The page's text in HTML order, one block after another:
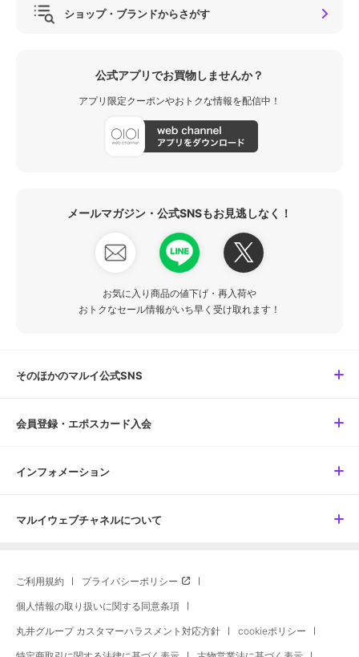
ショップ・ブランドからさがす
公式アプリでお買物しませんか？
アプリ限定クーポンやおトクな情報を配信中！
メールマガジン・公式SNSもお見逃しなく！
お気に入り商品の値下げ・再入荷や
おトクなセール情報がいち早く受け取れます！
そのほかのマルイ公式SNS
会員登録・エポスカード入会
インフォメーション
マルイウェブチャネルについて
ご利用規約 プライバシーポリシー
個人情報の取り扱いに関する同意条項
丸井グループ カスタマーハラスメント対応方針 cookieポリシー